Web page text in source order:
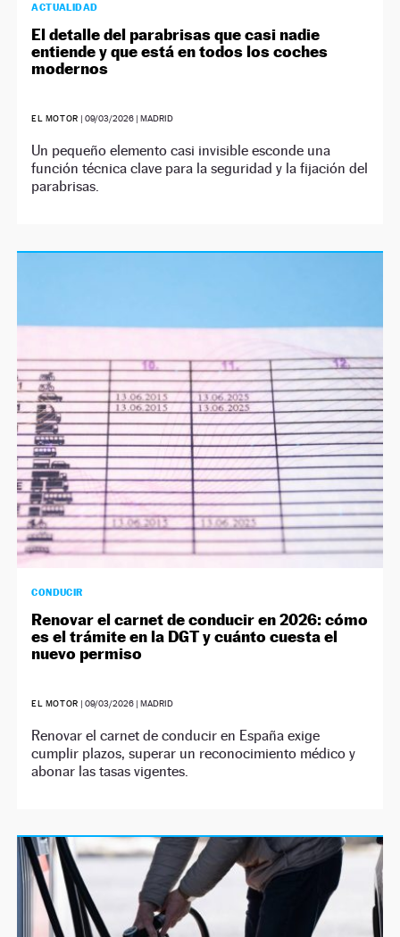
ACTUALIDAD
El detalle del parabrisas que casi nadie
entiende y que está en todos los coches
modernos
EL MOTOR |09/03/2026 | MADRID
Un pequeño elemento casi invisible esconde una
función técnica clave para la seguridad y la fijación del
parabrisas.
CONDUCIR
Renovar el carnet de conducir en 2026: cómo
es el trámite en la DGT y cuánto cuesta el
nuevo permiso
EL MOTOR |09/03/2026 | MADRID
Renovar el carnet de conducir en España exige
cumplir plazos, superar un reconocimiento médico y
abonar las tasas vigentes.